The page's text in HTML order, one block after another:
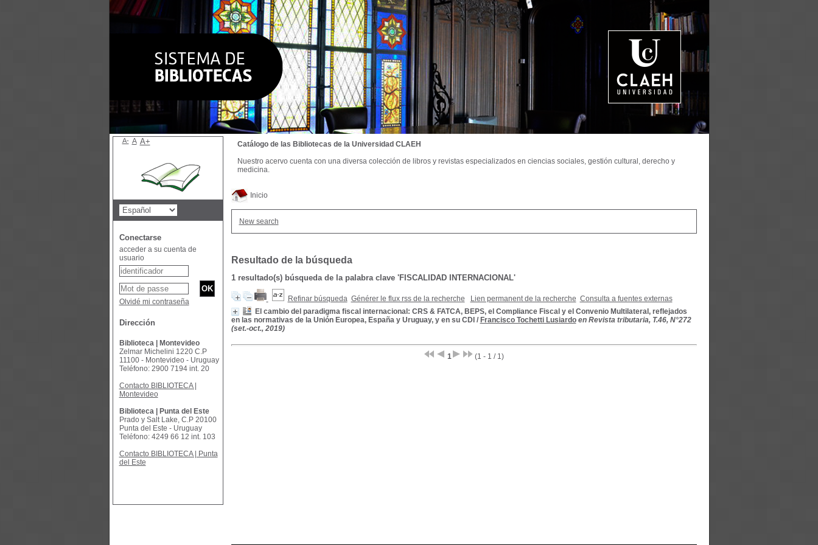
Inicio
New search
Resultado de la búsqueda
1 resultado(s) búsqueda de la palabra clave 'FISCALIDAD INTERNACIONAL'
Refinar búsqueda Générer le flux rss de la recherche Lien permanent de la recherche Consulta a fuentes externas
El cambio del paradigma fiscal internacional: CRS & FATCA, BEPS, el Compliance Fiscal y el Convenio Multilateral, reflejados
en las normativas de la Unión Europea, España y Uruguay, y en su CDI / Francisco Tochetti Lusiardo en Revista tributaria, T.46, N°272
(set.-oct., 2019)
1 (1 - 1 / 1)
Catálogo de las Bibliotecas de la Universidad CLAEH
Nuestro acervo cuenta con una diversa colección de libros y revistas especializados en ciencias sociales, gestión cultural, derecho y
medicina.
A- A A+
Conectarse
acceder a su cuenta de
usuario
Olvidé mi contraseña
Dirección
Biblioteca | Montevideo
Zelmar Michelini 1220 C.P
11100 - Montevideo - Uruguay
Teléfono: 2900 7194 int. 20
Contacto BIBLIOTECA |
Montevideo
Biblioteca | Punta del Este
Prado y Salt Lake, C.P 20100
Punta del Este - Uruguay
Teléfono: 4249 66 12 int. 103
Contacto BIBLIOTECA | Punta
del Este